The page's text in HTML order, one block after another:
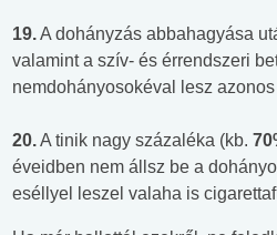
19.A dohányzás abbahagyása
valamint a szív- és érrendszeri
nemdohányosokéval lesz
20.A tinik nagy százaléka (kb.
éveidben nem állsz be a
eséllyel leszel valaha is